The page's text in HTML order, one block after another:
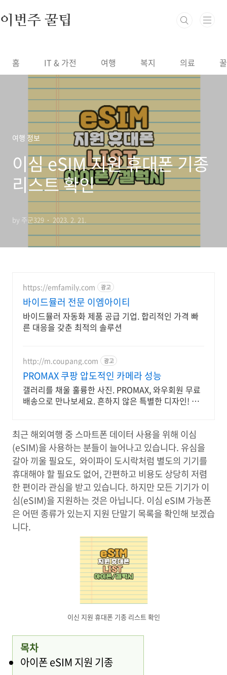
이번주 꿀팁
홈 IT & 가전 여행 복지 의료
여행 정보
이심 eSIM 지원 휴대폰 기종
리스트 확인
by 주군329 2023. 2. 21.
https://emfamily.com 광고
바이드뮬러 전문 이엠아이티
바이드뮬러 자동화 제품 공급 기업. 합리적인 가격 빠
른 대응을 갖춘 최적의 솔루션
http://m.coupang.com 광고
PROMAX 쿠팡 압도적인 카메라 성능
갤러리를 채울 훌륭한 사진. PROMAX, 와우회원 무료
배송으로 만나보세요. 흔하지 않은 특별한 디자인! 지
최근 해외여행 중 스마트폰 데이터 사용을 위해 이심
(eSIM)을 사용하는 분들이 늘어나고 있습니다. 유심을
갈아 끼울 필요도, 와이파이 도시락처럼 별도의 기기를
휴대해야 할 필요도 없어, 간편하고 비용도 상당히 저렴
한 편이라 관심을 받고 있습니다. 하지만 모든 기기가 이
심(eSIM)을 지원하는 것은 아닙니다. 이심 eSIM 가능폰
은 어떤 종류가 있는지 지원 단말기 목록을 확인해 보겠습
니다.
이신 지원 휴대폰 기종 리스트 확인
목차
아이폰 eSIM 지원 기종